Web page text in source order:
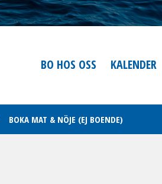
BO HOS OSS KALENDER
BOKA MAT & NÖJE (EJ BOENDE)